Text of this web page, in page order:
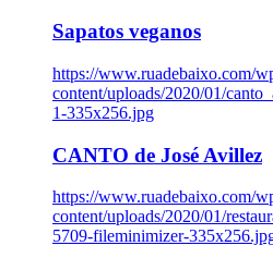
Sapatos veganos
https://www.ruadebaixo.com/
content/uploads/2020/01/
1-335x256.jpg
CANTO de José Avillez
https://www.ruadebaixo.com/
content/uploads/2020/01/
5709-fileminimizer-